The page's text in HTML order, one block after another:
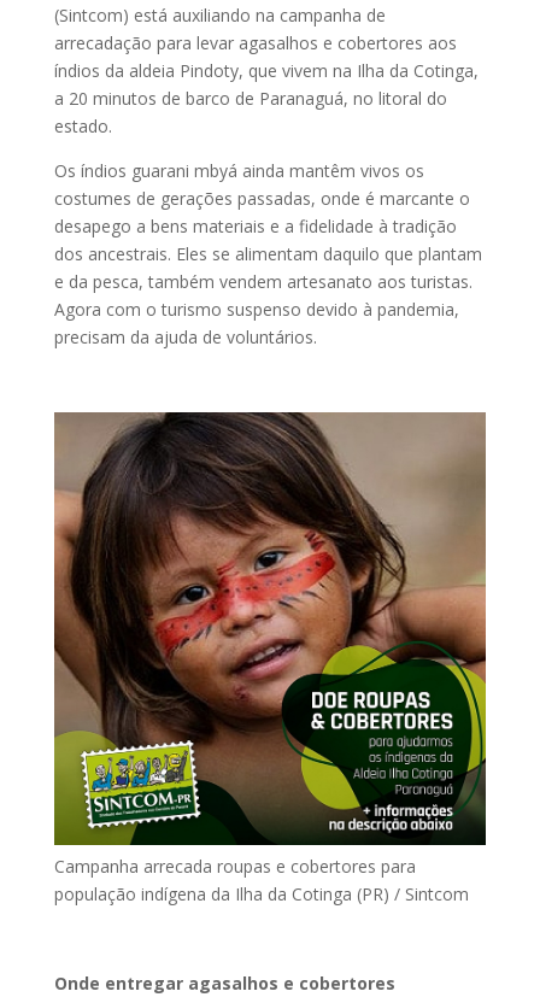
(Sintcom) está auxiliando na campanha de
arrecadação para levar agasalhos e cobertores aos
índios da aldeia Pindoty, que vivem na Ilha da Co­­tinga,
a 20 minutos de barco de Paranaguá, no litoral do
estado.
Os índios guarani mbyá ainda mantêm vivos os
costumes de gerações passadas, onde é marcante o
desapego a bens materiais e a fidelidade à tradição
dos ancestrais. Eles se alimentam daquilo que plantam
e da pesca, também vendem artesanato aos turistas.
Agora com o turismo suspenso devido à pandemia,
precisam da ajuda de voluntários.
Campanha arrecada roupas e cobertores para
população indígena da Ilha da Cotinga (PR) / Sintcom
Onde entregar agasalhos e cobertores